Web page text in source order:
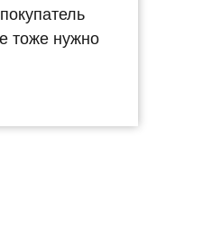
тоже нужно